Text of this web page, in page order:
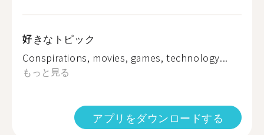
好きなトピック
Conspirations, movies, games, technology...
もっと見る
アプリをダウンロードする